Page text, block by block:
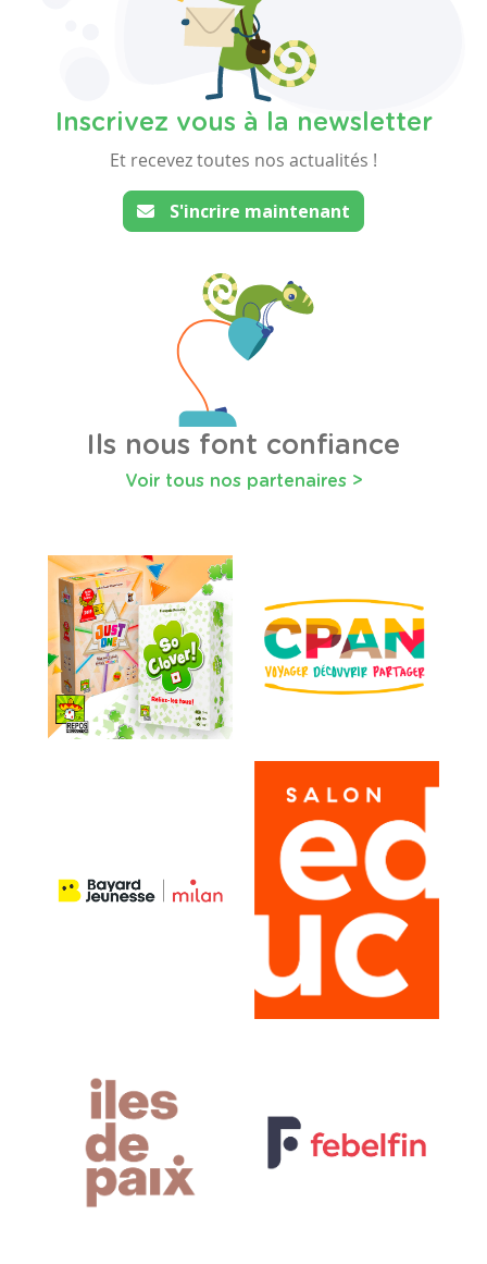
Inscrivez vous à la newsletter
Et recevez toutes nos actualités !
S'incrire maintenant
Ils nous font confiance
Voir tous nos partenaires >